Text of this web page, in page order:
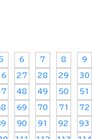
6 7 8 9
27 28 29 30
48 49 50 51
69 70 71 72
90 91 92 93